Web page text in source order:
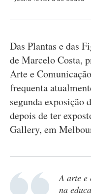
Das Plantas e das
de Marcelo Costa,
Arte e
frequenta
segunda exposição
depois de ter
Gallery, em
A arte e
na